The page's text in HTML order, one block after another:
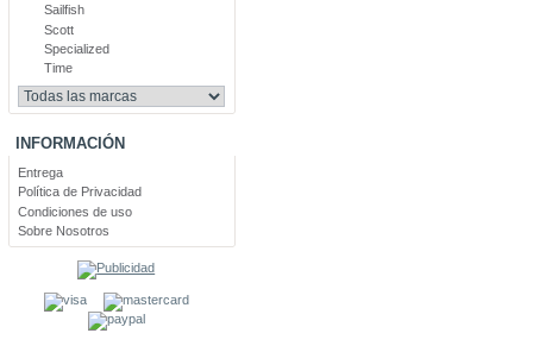
Sailfish
Scott
Specialized
Time
INFORMACIÓN
Entrega
Política de Privacidad
Condiciones de uso
Sobre Nosotros